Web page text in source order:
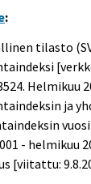
:
tilasto
Helmikuu
ja
- helmikuu
[viitattu: